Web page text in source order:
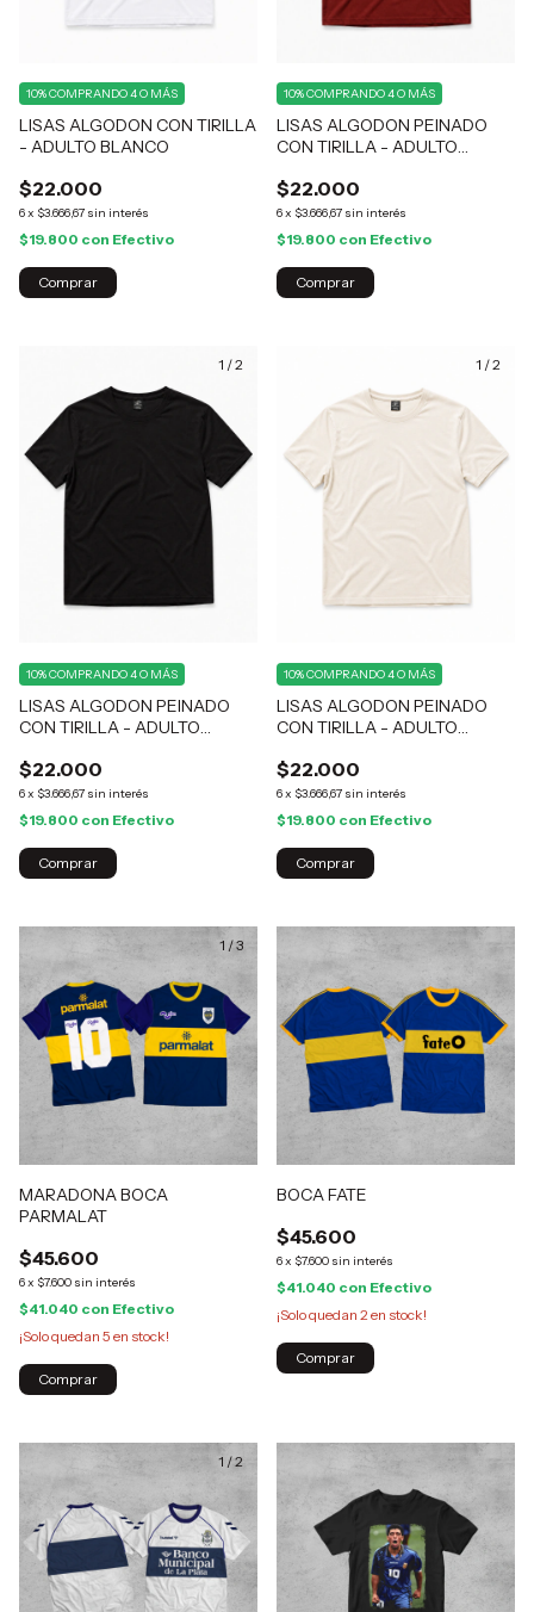
LISAS ALGODON CON TIRILLA
- ADULTO BLANCO
$22.000
6x $3.666,67 sin interés
10%COMPRANDO 4 O MÁS
$19.800 con Efectivo
Comprar
LISAS ALGODON PEINADO
CON TIRILLA - ADULTO
$22.000
6x $3.666,67 sin interés
10%COMPRANDO 4 O MÁS
$19.800 con Efectivo
Comprar
1 /2
LISAS ALGODON PEINADO
CON TIRILLA - ADULTO
$22.000
6x $3.666,67 sin interés
10%COMPRANDO 4 O MÁS
$19.800 con Efectivo
Comprar
1 /2
LISAS ALGODON PEINADO
CON TIRILLA - ADULTO
$22.000
6x $3.666,67 sin interés
10%COMPRANDO 4 O MÁS
$19.800 con Efectivo
Comprar
1 /3
MARADONA BOCA
PARMALAT
$45.600
6x $7.600 sin interés
$41.040 con Efectivo
¡Solo quedan 5 en stock!
Comprar
BOCA FATE
$45.600
6x $7.600 sin interés
$41.040 con Efectivo
¡Solo quedan 2 en stock!
Comprar
1 /2